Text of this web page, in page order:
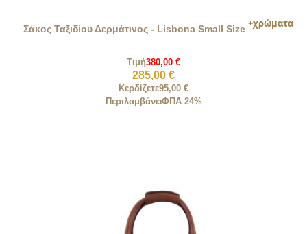
Σάκος Ταξιδίου Δερμάτινος - Lisbona Small Size
Τιμή380,00 €
285,00 €
Κερδίζετε95,00 €
ΠεριλαμβάνειΦΠΑ 24%